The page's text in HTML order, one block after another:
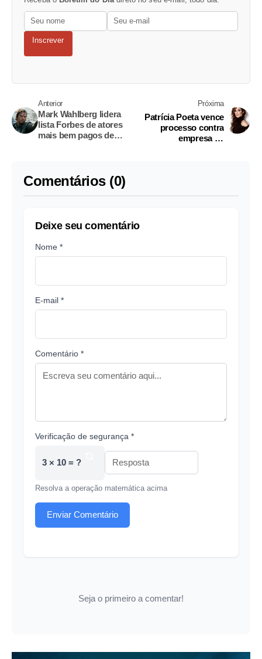
Inscrever
Anterior
Mark Wahlberg lidera
lista Forbes de atores
mais bem pagos de
Próxima
Patrícia Poeta vence
processo contra
empresa de
Comentários (0)
Deixe seu comentário
Nome *
E-mail *
Comentário *
Verificação de segurança *
3 × 10 = ?
Resolva a operação matemática acima
Enviar Comentário
Seja o primeiro a comentar!